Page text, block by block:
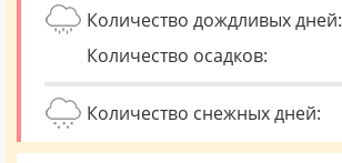
Количество дождливых дней:
Количество осадков:
Количество снежных дней: